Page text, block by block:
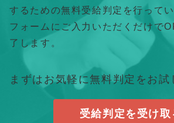
するための無料受給判定を行ってい
フォームにご入力いただくだけで
了します。
まずはお気軽に無料判定をお試
受給判定を受け取